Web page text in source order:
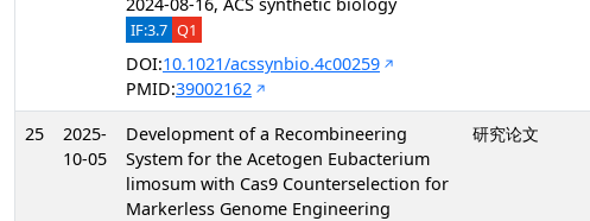
IF:3.7 Q1
DOI:10.1021/acssynbio.4c00259
PMID:39002162
25
2025-
10-05
Development of a Recombineering
System for the Acetogen Eubacterium
limosum with Cas9 Counterselection for
Markerless Genome Engineering
研究论文